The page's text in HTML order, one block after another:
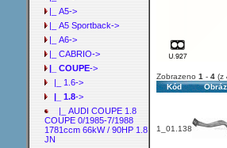
|_ A5->
|_ A5 Sportback->
|_ A6->
|_ CABRIO->
|_ COUPE->
|_ 1.6->
|_ 1.8->
|_ AUDI COUPE 1.8
COUPE 0/1985-7/1988
1781ccm 66kW / 90HP 1.8
JN
Zobrazeno 1 - 4(z
Kód
1_01.138